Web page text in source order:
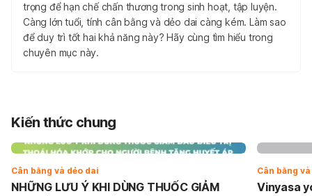
trọng để hạn chế chấn thương trong sinh hoạt, tập luyện.
Càng lớn tuổi, tính cân bằng và dẻo dai càng kém. Làm sao
để duy trì tốt hai khả năng này? Hãy cùng tìm hiểu trong
chuyên mục này.
Kiến thức chung
Cân bằng và dẻo dai
NHỮNG LƯU Ý KHI DÙNG THUỐC GIẢM
Cân bằng
Vinyasa